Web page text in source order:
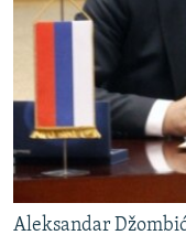
Aleksandar